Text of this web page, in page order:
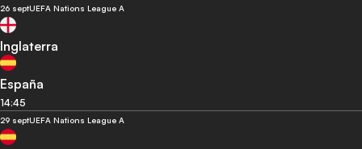
26 septUEFA Nations League A
Inglaterra
España
14:45
29 septUEFA Nations League A